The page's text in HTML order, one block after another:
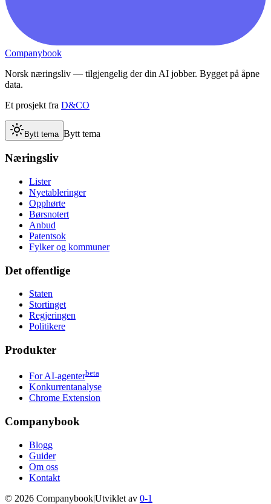
Companybook
Norsk næringsliv — tilgjengelig der din AI jobber. Bygget på åpne
data.
Et prosjekt fra D&CO
Bytt tema Bytt tema
Næringsliv
Lister
Nyetableringer
Opphørte
Børsnotert
Anbud
Patentsok
Fylker og kommuner
Det offentlige
Staten
Stortinget
Regjeringen
Politikere
Produkter
For AI-agenterbeta
Konkurrentanalyse
Chrome Extension
Companybook
Blogg
Guider
Om oss
Kontakt
© 2026 Companybook|Utviklet av 0-1